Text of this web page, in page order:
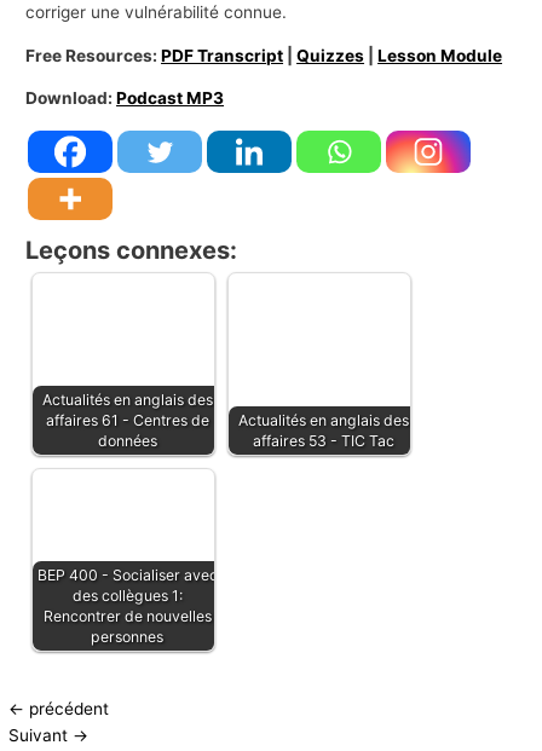
corriger une vulnérabilité connue.
Free Resources:PDF Transcript |Quizzes |Lesson Module
Download:Podcast MP3
Leçons connexes:
Actualités en anglais des
affaires 61 - Centres de
données
Actualités en anglais des
affaires 53 - TIC Tac
BEP 400 - Socialiser avec
des collègues 1:
Rencontrer de nouvelles
personnes
← précédent
Suivant →